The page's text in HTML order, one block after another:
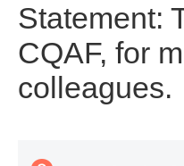
Statement:
CQAF, for
colleagues.